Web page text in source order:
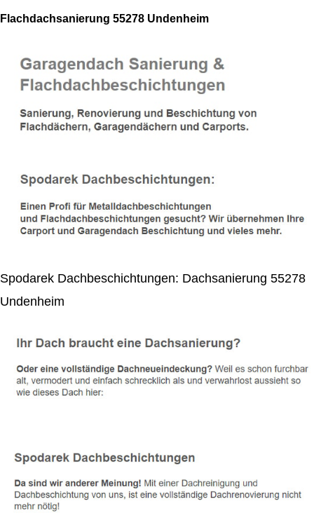
Flachdachsanierung 55278 Undenheim
Spodarek Dachbeschichtungen: Dachsanierung 55278
Undenheim